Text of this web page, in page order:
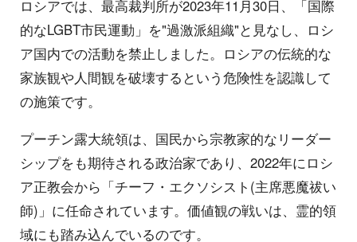
ロシアでは、最高裁判所が2023年11月30日、「国際
的なLGBT市民運動」を"過激派組織"と見なし、ロシ
ア国内での活動を禁止しました。ロシアの伝統的な
家族観や人間観を破壊するという危険性を認識して
の施策です。
プーチン露大統領は、国民から宗教家的なリーダー
シップをも期待される政治家であり、2022年にロシ
ア正教会から「チーフ・エクソシスト(主席悪魔祓い
師)」に任命されています。価値観の戦いは、霊的領
域にも踏み込んでいるのです。